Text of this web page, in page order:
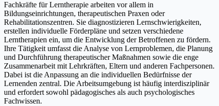
Fachkräfte für Lerntherapie arbeiten vor allem in
Bildungseinrichtungen, therapeutischen Praxen oder
Rehabilitationszentren. Sie diagnostizieren Lernschwierigkeiten,
erstellen individuelle Förderpläne und setzen verschiedene
Lerntherapien ein, um die Entwicklung der Betroffenen zu fördern.
Ihre Tätigkeit umfasst die Analyse von Lernproblemen, die Planung
und Durchführung therapeutischer Maßnahmen sowie die enge
Zusammenarbeit mit Lehrkräften, Eltern und anderen Fachpersonen.
Dabei ist die Anpassung an die individuellen Bedürfnisse der
Lernenden zentral. Die Arbeitsumgebung ist häufig interdisziplinär
und erfordert sowohl pädagogisches als auch psychologisches
Fachwissen.